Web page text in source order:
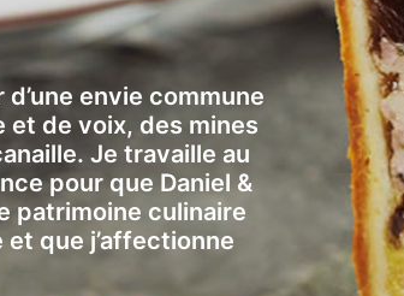
envie commune
et de voix, des mines
Je travaille au
pour que Daniel &
patrimoine culinaire
que j’affectionne